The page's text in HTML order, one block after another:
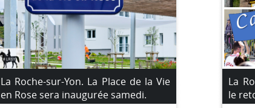
La Roche-sur-Yon. La Place de la Vie
en Rose sera inaugurée samedi.
La
le